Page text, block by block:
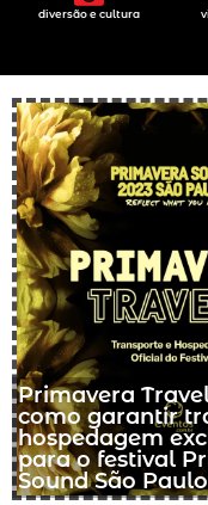
diversão e cultura
Primavera
como garantir
hospedagem
para o festival
Sound São Paulo